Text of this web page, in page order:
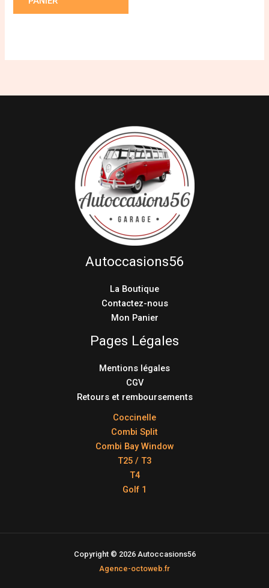
Autoccasions56
La Boutique
Contactez-nous
Mon Panier
Pages Légales
Mentions légales
CGV
Retours et remboursements
Coccinelle
Combi Split
Combi Bay Window
T25 / T3
T4
Golf 1
Copyright © 2026 Autoccasions56
Agence-octoweb.fr